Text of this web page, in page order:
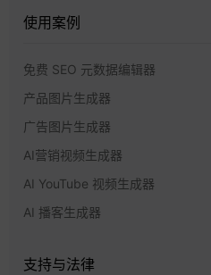
使用案例
免费 SEO 元数据编辑器
产品图片生成器
广告图片生成器
AI营销视频生成器
AI YouTube 视频生成器
AI 播客生成器
支持与法律